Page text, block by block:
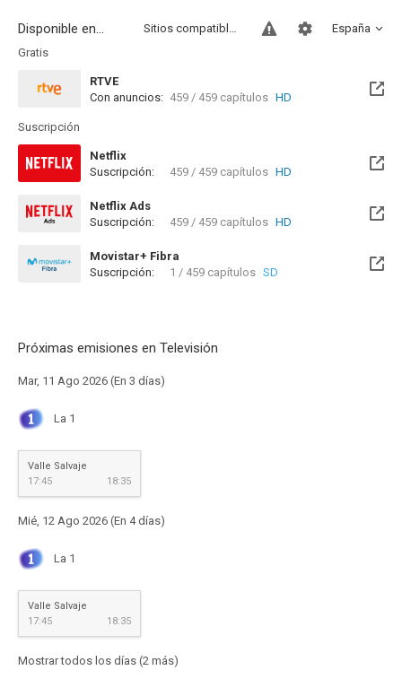
Disponible en... España
Sitios compatibles
Gratis
RTVE
Con anuncios: 459 / 459 capítulos HD
Suscripción
Netflix
Suscripción:
459 / 459 capítulos HD
Netflix Ads
Suscripción:
459 / 459 capítulos HD
Movistar+ Fibra
Suscripción:
1 / 459 capítulos SD
Próximas emisiones en Televisión
Mar, 11 Ago 2026 (En 3 días)
La 1
Valle Salvaje
17:45
18:35
Mié, 12 Ago 2026 (En 4 días)
La 1
Valle Salvaje
17:45
18:35
Mostrar todos los días (2 más)